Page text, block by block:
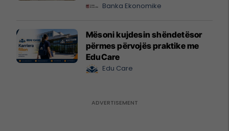
Banka Ekonomike
Mësoni kujdesin shëndetësor
përmes përvojës praktike me
EduCare
Edu Care